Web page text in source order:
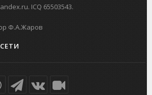
ICQ 65503543.
Ф.А.Жаров